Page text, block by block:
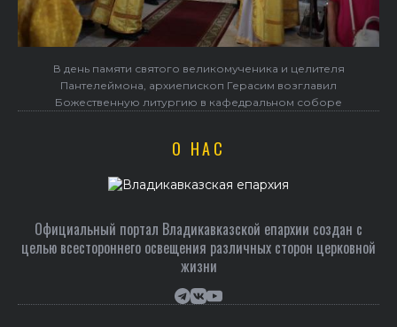
В день памяти святого великомученика и целителя
Пантелеймона, архиепископ Герасим возглавил
Божественную литургию в кафедральном соборе
О НАС
Официальный портал Владикавказской епархии создан c
целью всестороннего освещения различных сторон церковной
жизни